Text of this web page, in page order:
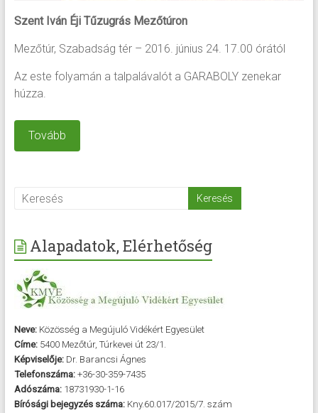
Szent Iván Éji Tűzugrás Mezőtúron
Mezőtúr, Szabadság tér – 2016. június 24. 17.00 órától
Az este folyamán a talpalávalót a GARABOLY zenekar
húzza.
Tovább
Alapadatok, Elérhetőség
Neve:Közösség a Megújuló Vidékért Egyesület
Címe:5400 Mezőtúr, Túrkevei út 23/1.
Képviselője:Dr. Barancsi Ágnes
Telefonszáma:+36-30-359-7435
Adószáma:18731930-1-16
Bírósági bejegyzés száma:Kny.60.017/2015/7. szám